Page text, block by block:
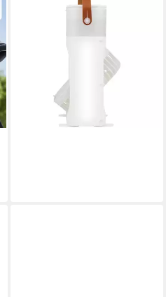
Verstellbarkeit
Tischventilator Ventilator mit
Sprühnebel 450 ml
Geschwindigkeitsstufen
Bedienung
lieferbar - in 3-4 Werktagen bei dir